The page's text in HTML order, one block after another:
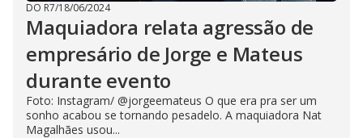
DO R7/18/06/2024
Maquiadora relata agressão de
empresário de Jorge e Mateus
durante evento
Foto: Instagram/ @jorgeemateus O que era pra ser um
sonho acabou se tornando pesadelo. A maquiadora Nat
Magalhães usou...